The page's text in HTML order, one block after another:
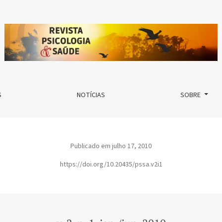
NOTÍCIAS SOBRE
Publicado em julho 17, 2010
https://doi.org/10.20435/pssa.v2i1